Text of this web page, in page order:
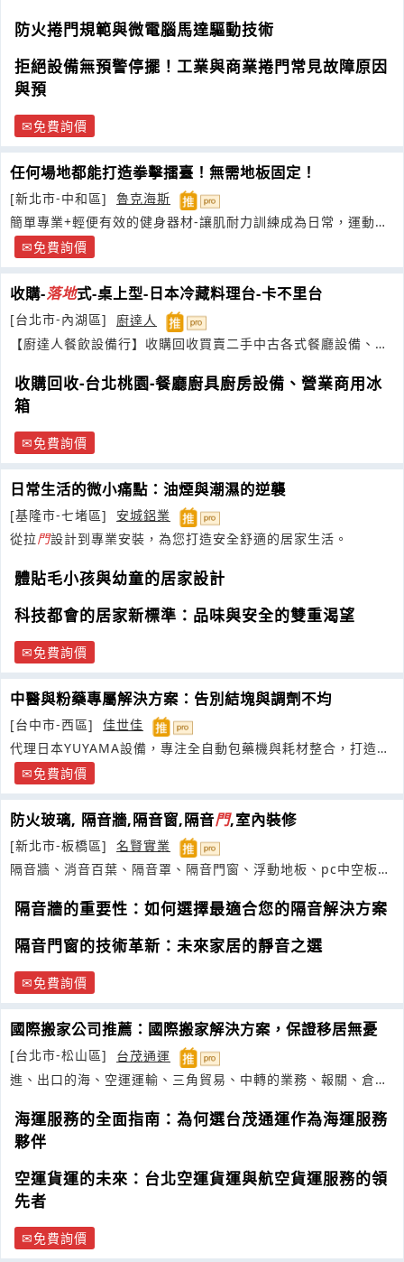
防火捲門規範與微電腦馬達驅動技術
拒絕設備無預警停擺！工業與商業捲門常見故障原因
與預
免費詢價
任何場地都能打造拳擊擂臺！無需地板固定！
[新北市-中和區]
魯克海斯
簡單專業+輕便有效的健身器材-讓肌耐力訓練成為日常，運動活
化細胞免費詢價
收購-落地式-桌上型-日本冷藏料理台-卡不里台
[台北市-內湖區]
廚達人
【廚達人餐飲設備行】收購回收買賣二手中古各式餐廳設備、營
收購回收-台北桃園-餐廳廚具廚房設備、營業商用冰
箱
免費詢價
日常生活的微小痛點：油煙與潮濕的逆襲
[基隆市-七堵區]
安城鋁業
從拉門設計到專業安裝，為您打造安全舒適的居家生活。
體貼毛小孩與幼童的居家設計
科技都會的居家新標準：品味與安全的雙重渴望
免費詢價
中醫與粉藥專屬解決方案：告別結塊與調劑不均
[台中市-西區]
佳世佳
代理日本YUYAMA設備，專注全自動包藥機與耗材整合，打造智
慧調劑生態系
免費詢價
防火玻璃, 隔音牆,隔音窗,隔音門,室內裝修
[新北市-板橋區]
名賢實業
隔音牆、消音百葉、隔音罩、隔音門窗、浮動地板、pc中空板、
隔音牆的重要性：如何選擇最適合您的隔音解決方案
隔音門窗的技術革新：未來家居的靜音之選
免費詢價
國際搬家公司推薦：國際搬家解決方案，保證移居無憂
[台北市-松山區]
台茂通運
進、出口的海、空運運輸、三角貿易、中轉的業務、報關、倉
海運服務的全面指南：為何選台茂通運作為海運服務
夥伴
空運貨運的未來：台北空運貨運與航空貨運服務的領
先者
免費詢價